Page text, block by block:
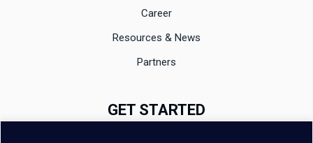
Career
Resources & News
Partners
GET STARTED